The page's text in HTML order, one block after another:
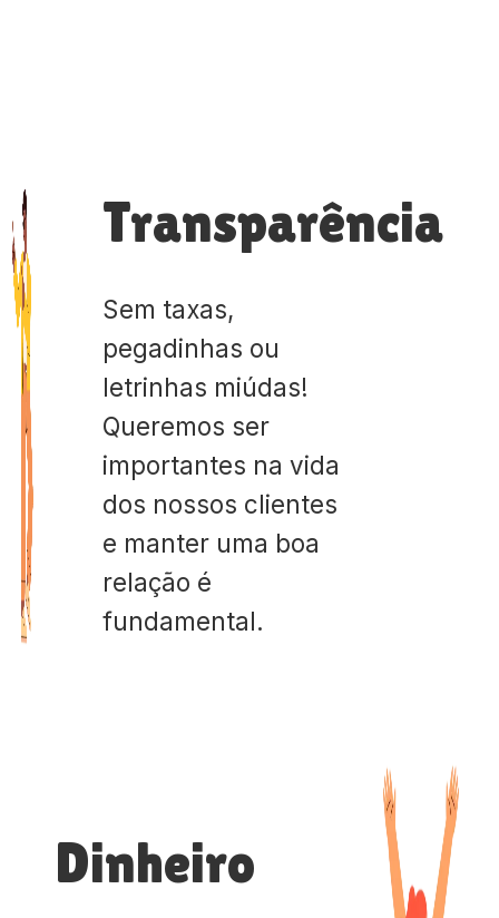
Transparência
Sem taxas,
pegadinhas ou
letrinhas miúdas!
Queremos ser
importantes na vida
dos nossos clientes
e manter uma boa
relação é
fundamental.
Dinheiro